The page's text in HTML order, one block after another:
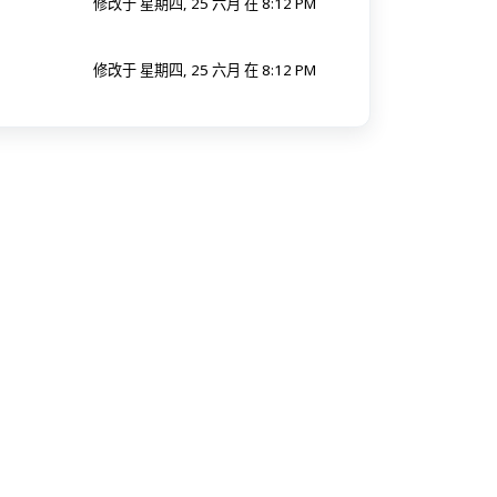
修改于 星期四, 25 六月 在 8:12 PM